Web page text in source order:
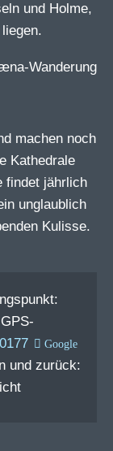
und Holme,
machen noch
Kathedrale
findet jährlich
unglaublich
Kulisse.
und zurück: